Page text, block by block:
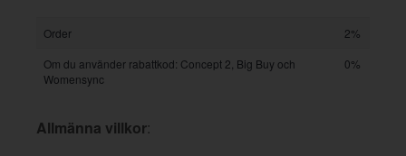
Order
2%
Om du använder rabattkod: Concept 2, Big Buy och
Womensync
0%
Allmänna villkor: